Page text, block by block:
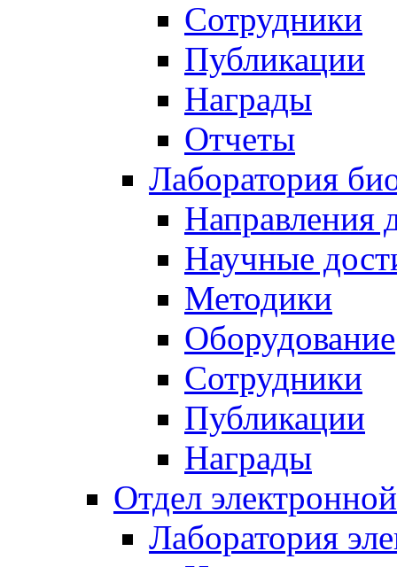
Сотрудники
Публикации
Награды
Отчеты
Лаборатория
Направления
Научные
Методики
Оборудование
Сотрудники
Публикации
Награды
Отдел
Лаборатория